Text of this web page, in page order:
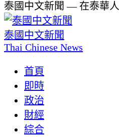
泰國中文新聞 — 在泰華
泰國中文新聞
Thai Chinese News
首頁
即時
政治
財經
綜合